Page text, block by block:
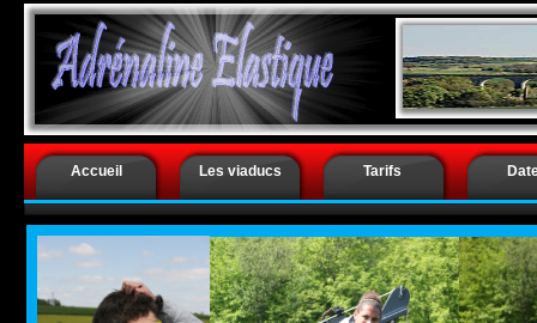
Accueil Les viaducs Tarifs